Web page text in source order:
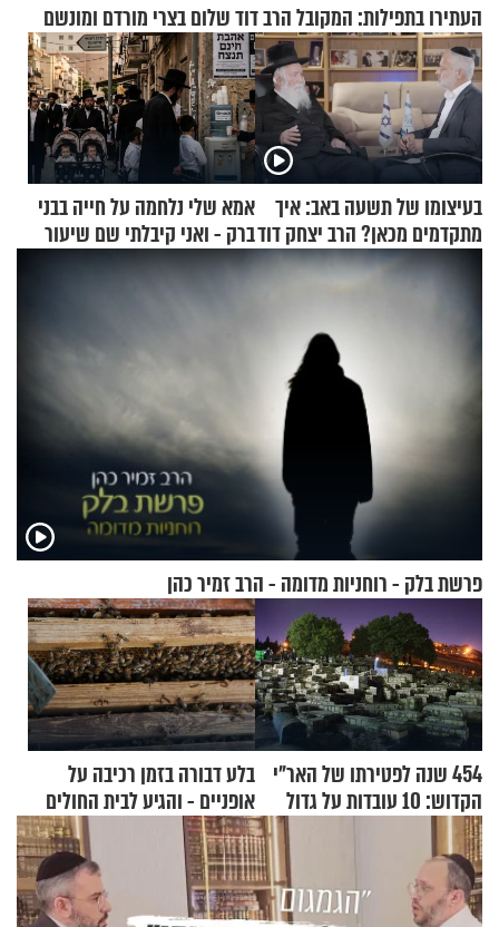
העתירו בתפילות: המקובל הרב דוד שלום בצרי מורדם ומונשם
בעיצומו של תשעה באב: איך
מתקדמים מכאן? הרב יצחק דוד
גרוסמן בשיחה מיוחדת
אמא שלי נלחמה על חייה בבני
ברק - ואני קיבלתי שם שיעור
באהבת חינם
פרשת בלק - רוחניות מדומה - הרב זמיר כהן
454 שנה לפטירתו של האר"י
הקדוש: 10 עובדות על גדול
מקובלי צפת
בלע דבורה בזמן רכיבה על
אופניים - והגיע לבית החולים
במצב מסכן חיים